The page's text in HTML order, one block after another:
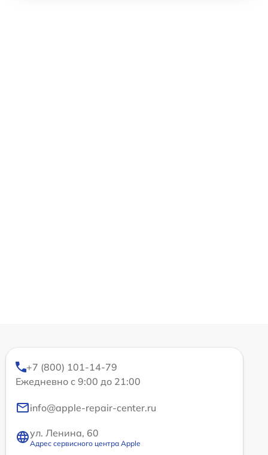
+7 (800) 101-14-79
Ежедневно с 9:00 до 21:00
info@apple-repair-center.ru
ул. Ленина, 60
Адрес сервисного центра Apple